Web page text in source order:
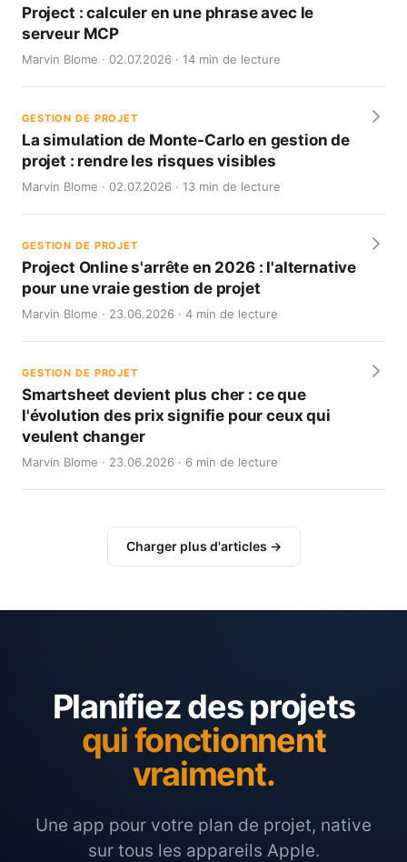
Project : calculer en une phrase avec le
serveur MCP
Marvin Blome · 02.07.2026 · 14 min de lecture
GESTION DE PROJET
La simulation de Monte-Carlo en gestion de
projet : rendre les risques visibles
Marvin Blome · 02.07.2026 · 13 min de lecture
GESTION DE PROJET
Project Online s'arrête en 2026 : l'alternative
pour une vraie gestion de projet
Marvin Blome · 23.06.2026 · 4 min de lecture
GESTION DE PROJET
Smartsheet devient plus cher : ce que
l'évolution des prix signifie pour ceux qui
veulent changer
Marvin Blome · 23.06.2026 · 6 min de lecture
Charger plus d'articles →
Planifiez des projets
qui fonctionnent
vraiment.
Une app pour votre plan de projet, native
sur tous les appareils Apple.